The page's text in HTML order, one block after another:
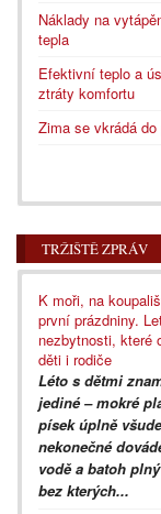
Náklady na
tepla
Efektivní teplo a
ztráty komfortu
Zima se vkrádá
TRŽIŠTĚ ZPRÁV
K moři, na
první prázdniny.
nezbytnosti, které
děti i rodiče
Léto s dětmi
jediné – mokré
písek úplně
nekonečné
vodě a batoh
bez kterých...